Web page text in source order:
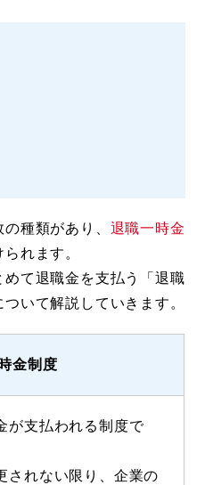
種類があり、 退職一時金
られます。
て退職金を支払う「退職
いて解説していきます。
金制度
が支払われる制度で
されない限り、企業の